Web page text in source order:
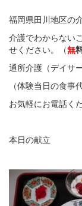
福岡県田川地区の
介護でわからない
せください。（無
通所介護（デイサ
（体験当日の食事
お気軽にお電話
本日の献立